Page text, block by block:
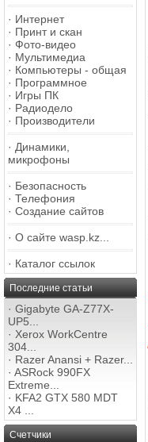
· Интернет
· Принт и скан
· Фото-видео
· Мультимедиа
· Компьютеры - общая
· Программное
· Игры ПК
· Радиодело
· Производители
· Динамики,
микрофоны
· Безопасность
· Телефония
· Создание сайтов
· О сайте wasp.kz...
· Каталог ссылок
Последние статьи
· Gigabyte GA-Z77X-
UP5...
· Xerox WorkCentre
304...
· Razer Anansi + Razer...
· ASRock 990FX
Extreme...
· KFA2 GTX 580 MDT
X4 ...
Счетчики